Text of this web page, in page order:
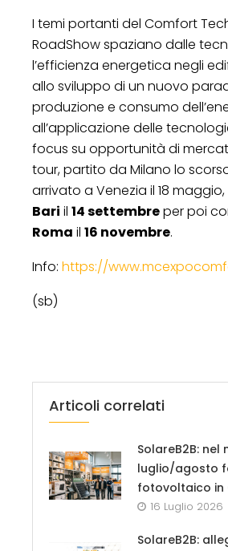
I temi portanti del Comfort
RoadShow spaziano dalle
l’efficienza energetica negli
allo sviluppo di un nuovo
produzione e consumo
all’applicazione delle
focus su opportunità di
tour, partito da Milano lo
arrivato a Venezia il 18
Bari il 14 settembreper poi
Roma il 16 novembre.
Info: https://
(sb)
Articoli correlati
SolareB2B: nel
luglio/agosto
fotovoltaico in
16 Luglio 2026
SolareB2B: